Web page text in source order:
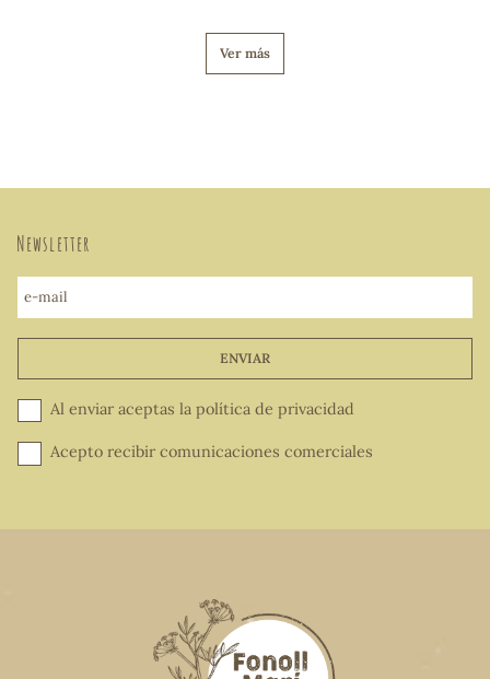
Ver más
Newsletter
e-mail
ENVIAR
Al enviar aceptas la política de privacidad
Acepto recibir comunicaciones comerciales